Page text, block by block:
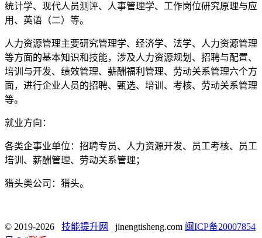
统计学、现代人员测评、人事管理学、工作岗位研究原理与应
用、英语（二）等。
人力资源管理主要研究管理学、经济学、法学、人力资源管理
等方面的基本知识和技能，涉及人力资源规划、招聘与配置、
培训与开发、绩效管理、薪酬福利管理、劳动关系管理六个方
面，进行企业人员的招聘、甄选、培训、考核、劳动关系管理
等。
就业方向：
各类企事业单位：招聘专员、人力资源开发、员工考核、员工
培训、薪酬管理、劳动关系管理；
猎头类公司：猎头。
© 2019-2026 技能提升网 jinengtisheng.com 闽ICP备20007854